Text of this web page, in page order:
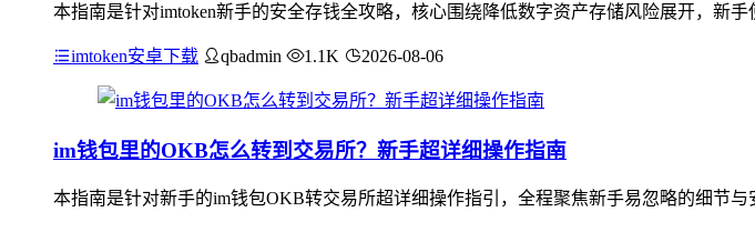
本指南是针对imtoken新手的安全存钱全攻略，核心围绕降低数字资产存储风险展开，新
imtoken安卓下载 qbadmin 1.1K 2026-08-06
im钱包里的OKB怎么转到交易所？新手超详细操作指南
本指南是针对新手的im钱包OKB转交易所超详细操作指引，全程聚焦新手易忽略的细节